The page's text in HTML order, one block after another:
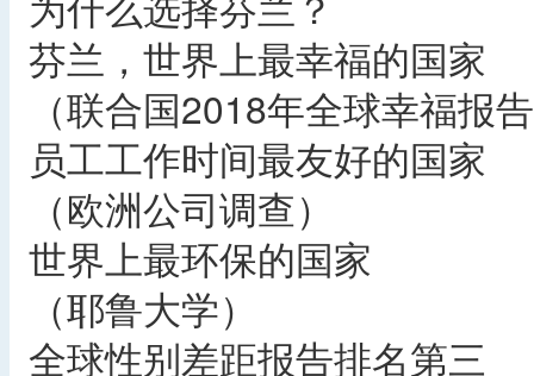
芬兰，世界上最幸福的国家
（联合国2018年全球幸福报
员工工作时间最友好的国家
（欧洲公司调查）
世界上最环保的国家
（耶鲁大学）
全球性别差距报告排名第三